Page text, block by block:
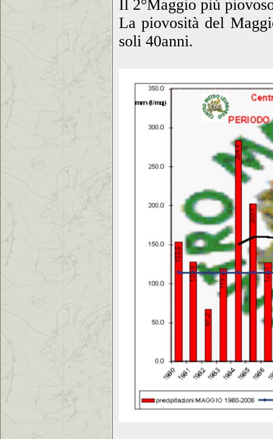
Il 2°Maggio più
La piovosità del
soli 40anni.